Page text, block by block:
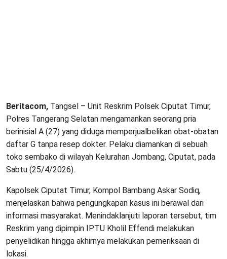
Beritacom, Tangsel – Unit Reskrim Polsek Ciputat Timur,
Polres Tangerang Selatan mengamankan seorang pria
berinisial A (27) yang diduga memperjualbelikan obat-obatan
daftar G tanpa resep dokter. Pelaku diamankan di sebuah
toko sembako di wilayah Kelurahan Jombang, Ciputat, pada
Sabtu (25/4/2026).
Kapolsek Ciputat Timur, Kompol Bambang Askar Sodiq,
menjelaskan bahwa pengungkapan kasus ini berawal dari
informasi masyarakat. Menindaklanjuti laporan tersebut, tim
Reskrim yang dipimpin IPTU Kholil Effendi melakukan
penyelidikan hingga akhirnya melakukan pemeriksaan di
lokasi.